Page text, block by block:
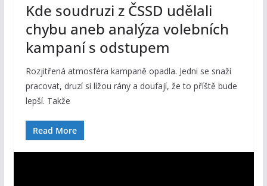
Kde soudruzi z ČSSD udělali
chybu aneb analýza volebních
kampaní s odstupem
Rozjitřená atmosféra kampaně opadla. Jedni se snaží
pracovat, druzí si lížou rány a doufají, že to příště bude
lepší. Takže
Read More